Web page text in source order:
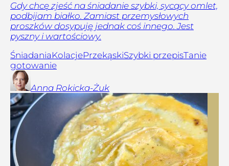
Gdy chcę zjeść na śniadanie szybki, sycący omlet,
podbijam białko. Zamiast przemysłowych
proszków dosypuję jednak coś innego. Jest
pyszny i wartościowy.
ŚniadaniaKolacjePrzekąskiSzybki przepisTanie
gotowanie
Anna Rokicka-Żuk